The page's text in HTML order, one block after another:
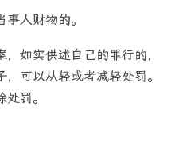
事人财物的。
如实供述自己的罪行的，
可以从轻或者减轻处罚。
罚。